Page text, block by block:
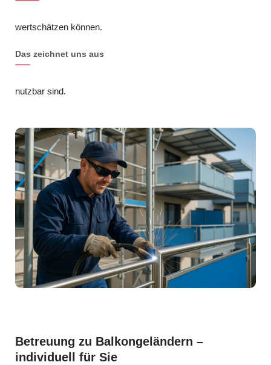
wertschätzen können.
Das zeichnet uns aus
nutzbar sind.
Betreuung zu Balkongeländern –
individuell für Sie